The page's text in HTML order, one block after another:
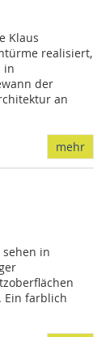
Klaus
realisiert,
in
der
an
mehr
in
Ein farblich